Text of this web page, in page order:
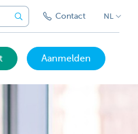
Contact NL
Aanmelden